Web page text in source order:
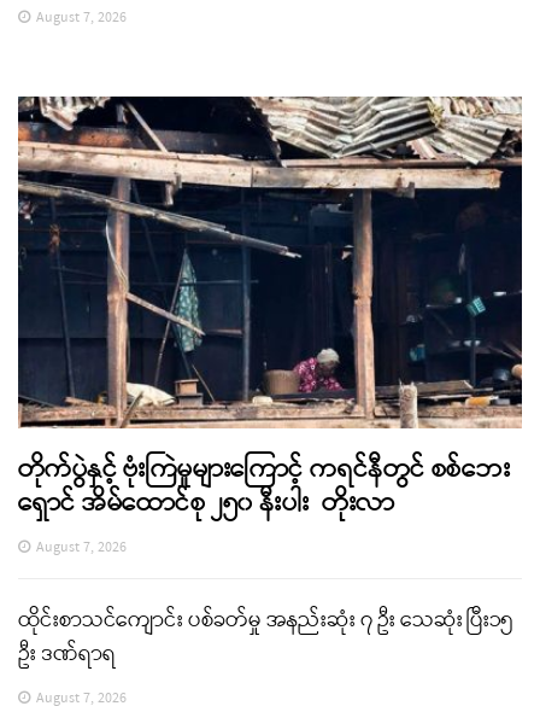
August 7, 2026
တိုက်ပွဲနှင့် ဗုံးကြဲမှုများကြောင့် ကရင်နီတွင် စစ်ဘေး
ရှောင် အိမ်ထောင်စု ၂၅၀ နီးပါး တိုးလာ
August 7, 2026
ထိုင်းစာသင်ကျောင်း ပစ်ခတ်မှု အနည်းဆုံး ၇ ဦး သေဆုံး ပြီး၁၅
ဦး ဒဏ်ရာရ
August 7, 2026